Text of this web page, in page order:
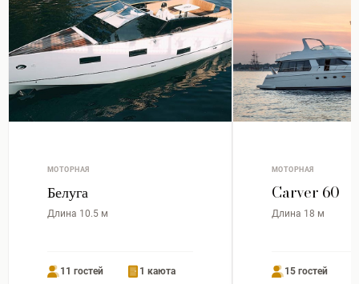
МОТОРНАЯ
Белуга
Длина 10.5 м
11 гостей 1 каюта
МОТОРНАЯ
Carver 60
Длина 18 м
15 гостей